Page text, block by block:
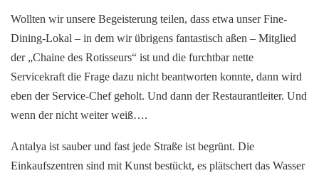
Wollten wir unsere Begeisterung teilen, dass etwa unser Fine-
Dining-Lokal – in dem wir übrigens fantastisch aßen – Mitglied
der „Chaine des Rotisseurs“ ist und die furchtbar nette
Servicekraft die Frage dazu nicht beantworten konnte, dann wird
eben der Service-Chef geholt. Und dann der Restaurantleiter. Und
wenn der nicht weiter weiß….
Antalya ist sauber und fast jede Straße ist begrünt. Die
Einkaufszentren sind mit Kunst bestückt, es plätschert das Wasser